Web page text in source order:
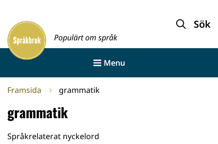
innehållet
Framsida
Populärt om språk
Sök
Menu
Framsida grammatik
grammatik
Språkrelaterat nyckelord